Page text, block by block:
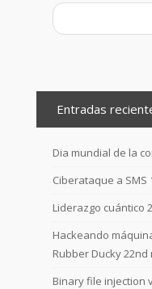
Entradas
Dia mundial de la
Ciberataque a SMS
Liderazgo cuántico
Hackeando
Rubber Ducky22nd
Binary file injection